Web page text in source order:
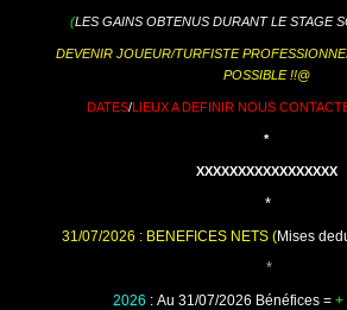
(LES GAINS OBTENUS DURANT LE STAGE
DEVENIR JOUEUR/TURFISTE
POSSIBLE !!@
DATES/LIEUX A DEFINIR NOUS
*
XXXXXXXXXXXXXXXXX
*
31/07/2026 : BENEFICES NETS (Mises
*
2026 : Au 31/07/2026 Bénéfices = +